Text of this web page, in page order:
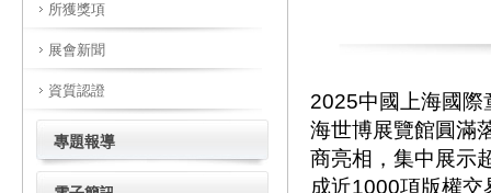
所獲獎項
展會新聞
資質認證
專題報導
2025中國上海國
海世博展覽館圓滿
商亮相，集中展示
成近1000項版權